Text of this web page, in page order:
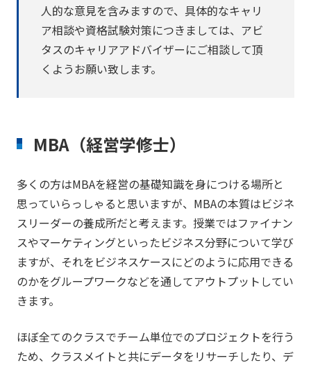
人的な意見を含みますので、具体的なキャリ
ア相談や資格試験対策につきましては、アビ
タスのキャリアアドバイザーにご相談して頂
くようお願い致します。
MBA（経営学修士）
多くの方はMBAを経営の基礎知識を身につける場所と
思っていらっしゃると思いますが、MBAの本質はビジネ
スリーダーの養成所だと考えます。授業ではファイナン
スやマーケティングといったビジネス分野について学び
ますが、それをビジネスケースにどのように応用できる
のかをグループワークなどを通してアウトプットしてい
きます。
ほぼ全てのクラスでチーム単位でのプロジェクトを行う
ため、クラスメイトと共にデータをリサーチしたり、デ